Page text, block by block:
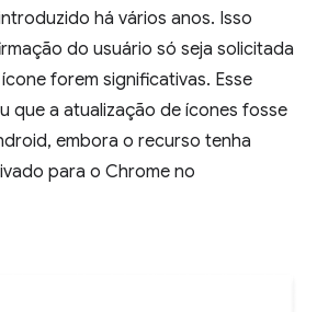
há vários anos. Isso
do usuário só seja solicitada
forem significativas. Esse
que a atualização de ícones fosse
embora o recurso tenha
para o Chrome no